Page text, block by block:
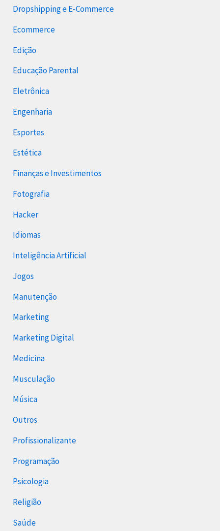
Dropshipping e E-Commerce
Ecommerce
Edição
Educação Parental
Eletrônica
Engenharia
Esportes
Estética
Finanças e Investimentos
Fotografia
Hacker
Idiomas
Inteligência Artificial
Jogos
Manutenção
Marketing
Marketing Digital
Medicina
Musculação
Música
Outros
Profissionalizante
Programação
Psicologia
Religião
Saúde